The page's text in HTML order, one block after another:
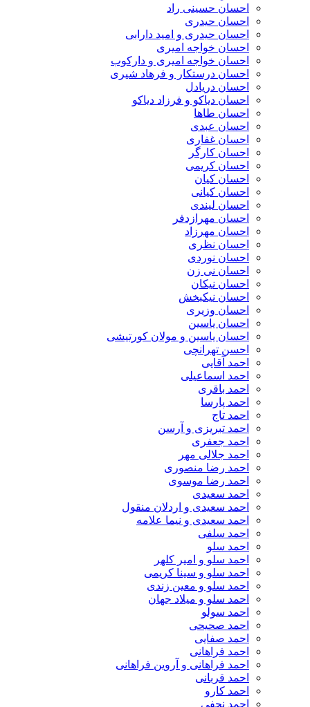
احسان حسینی راد
احسان حیدری
احسان حیدری و امید دارابی
احسان خواجه امیری
احسان خواجه امیری و دارکوب
احسان درستكار و فرهاد شيرى
احسان دریادل
احسان دیاکو و فرزاد دیاکو
احسان طاها
احسان عبدی
احسان غفاری
احسان کارگر
احسان کریمی
احسان کیان
احسان کیانی
احسان لیندی
احسان مهرازدفر
احسان مهرزاد
احسان نظری
احسان نوردی
احسان نی زن
احسان نیکان
احسان نیکبخش
احسان وزیری
احسان یاسین
احسان یاسین و مولان کورتیشی
احسن تهرانچی
احمد آقایی
احمد اسماعیلی
احمد باقری
احمد پارسا
احمد تاج
احمد تبریزی و آرسن
احمد جعفری
احمد جلالی مهر
احمد رضا منصوری
احمد رضا موسوی
احمد سعیدی
احمد سعیدی و اردلان منقول
احمد سعیدی و نیما علامه
احمد سلفی
احمد سلو
احمد سلو و امیر کلهر
احمد سلو و سینا کریمی
احمد سلو و معین زندی
احمد سلو و میلاد جهان
احمد سولو
احمد صحیحی
احمد صفایی
احمد فراهانی
احمد فراهانی و آروین فراهانی
احمد قربانی
احمد کارو
احمد نجفی